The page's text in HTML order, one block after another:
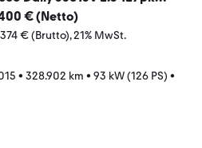
Kühlkasten L3H2 TR
€ (Netto)
€ (Brutto) 21% MwSt.
• 328.902 km • 93 kW (126 PS) •